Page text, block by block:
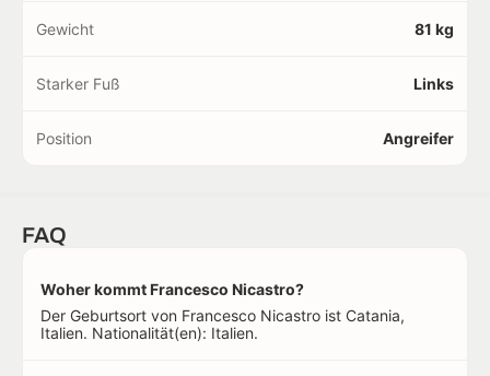
Gewicht 81 kg
Starker Fuß Links
Position Angreifer
FAQ
Woher kommt Francesco Nicastro?
Der Geburtsort von Francesco Nicastro ist Catania,
Italien. Nationalität(en): Italien.